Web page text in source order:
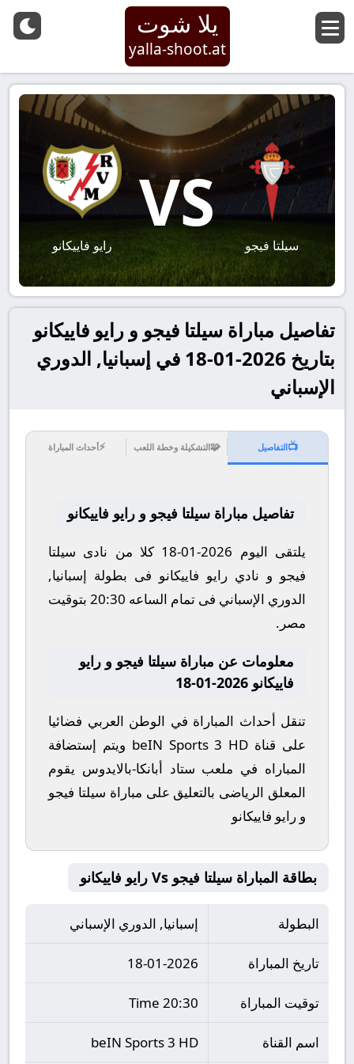
يلا شوت
yalla-shoot.at
سيلتا فيجو
VS
رايو فاييكانو
تفاصيل مباراة سيلتا فيجو و رايو فاييكانو
بتاريخ 2026-01-18 في إسبانيا, الدوري
الإسباني
📺التفاصيل 🧩التشكيلة وخطة اللعب ⚡أحداث المباراة
تفاصيل مباراة سيلتا فيجو و رايو فاييكانو
يلتقى اليوم 2026-01-18 كلا من نادى سيلتا
فيجو و نادي رايو فاييكانو فى بطولة إسبانيا,
الدوري الإسباني فى تمام الساعه 20:30 بتوقيت
مصر.
معلومات عن مباراة سيلتا فيجو و رايو
فاييكانو 2026-01-18
تنقل أحداث المباراة في الوطن العربي فضائيا
على قناة beIN Sports 3 HD ويتم إستضافة
المباراه في ملعب ستاد أبانكا-بالايدوس يقوم
المعلق الرياضى بالتعليق على مباراة سيلتا فيجو
و رايو فاييكانو
بطاقة المباراة سيلتا فيجو Vs رايو فاييكانو
البطولة إسبانيا, الدوري الإسباني
تاريخ المباراة 18-01-2026
توقيت المباراة 20:30 Time
اسم القناة beIN Sports 3 HD